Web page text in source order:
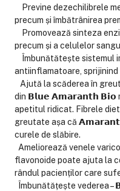
Previne dezechilibrele
precum și îmbătrânirea
Promovează sinteza
precum și a celulelor
Îmbunătătește sistemul
antiinflamatoare, sprijinind
Ajută la scăderea în
din 𝗕𝗹𝘂𝗲 𝗔𝗺𝗮𝗿𝗮𝗻𝘁𝗵 𝗕𝗶𝗼
apetitul ridicat. Fibrele
greutate așa că
curele de slăbire.
Ameliorează venele
flavonoide poate ajuta la
rândul pacienților care
Îmbunătățește vederea